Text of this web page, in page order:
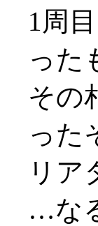
1周
った
その
った
リア
…な